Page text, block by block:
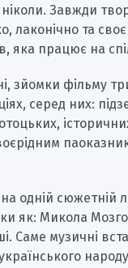
Завжди
лаконічно та
яка працює на
зйомки фільму
серед них:
одній сюжетній
як: Микола
Саме музичні